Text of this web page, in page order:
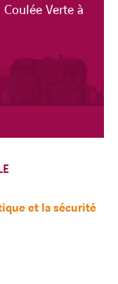
Verte à
et la sécurité